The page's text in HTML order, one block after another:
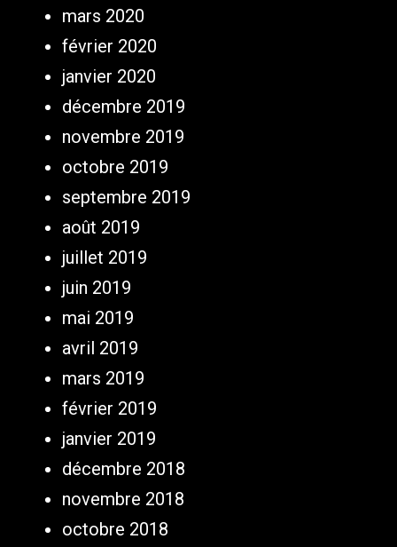
mars 2020
février 2020
janvier 2020
décembre 2019
novembre 2019
octobre 2019
septembre 2019
août 2019
juillet 2019
juin 2019
mai 2019
avril 2019
mars 2019
février 2019
janvier 2019
décembre 2018
novembre 2018
octobre 2018